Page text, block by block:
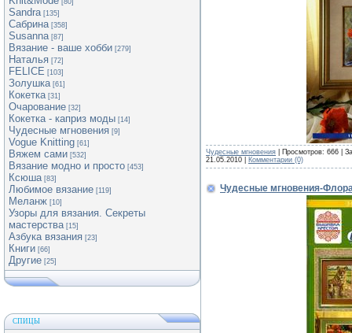
[80]
Sandra [135]
Сабрина [358]
Susanna [87]
Вязание - ваше хобби [279]
Наталья [72]
FELICE [103]
Золушка [61]
Кокетка [31]
Очарование [32]
Кокетка - каприз моды [14]
Чудесные мгновения [9]
Vogue Knitting [61]
Вяжем сами [532]
Вязание модно и просто [453]
Ксюша [83]
Любимое вязание [119]
Меланж [10]
Узоры для вязания. Секреты
мастерства [15]
Азбука вязания [23]
Книги [66]
Другие [25]
СПИЦЫ
Чудесные мгновения | Просмотров: 666 |
21.05.2010
Комментарии (0)
Чудесные мгновения-